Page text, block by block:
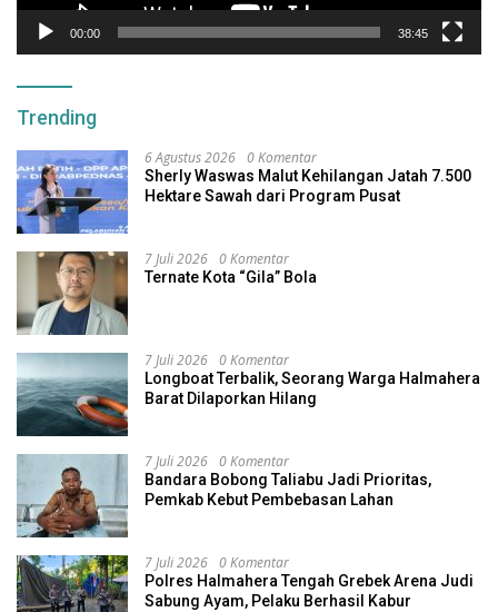
00:00 38:45
Trending
6 Agustus 2026 0 Komentar
Sherly Waswas Malut Kehilangan Jatah 7.500
Hektare Sawah dari Program Pusat
7 Juli 2026 0 Komentar
Ternate Kota “Gila” Bola
7 Juli 2026 0 Komentar
Longboat Terbalik, Seorang Warga Halmahera
Barat Dilaporkan Hilang
7 Juli 2026 0 Komentar
Bandara Bobong Taliabu Jadi Prioritas,
Pemkab Kebut Pembebasan Lahan
7 Juli 2026 0 Komentar
Polres Halmahera Tengah Grebek Arena Judi
Sabung Ayam, Pelaku Berhasil Kabur